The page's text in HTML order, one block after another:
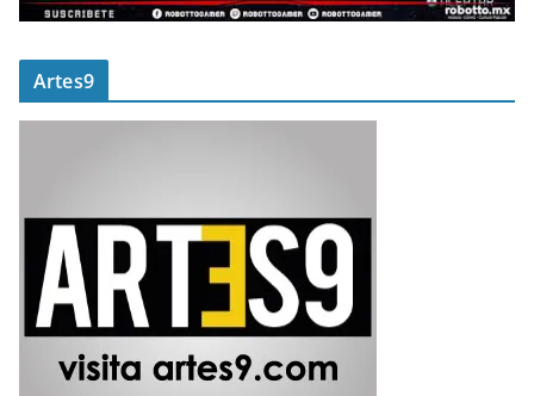
Artes9